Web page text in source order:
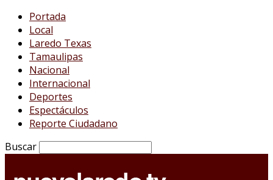
Portada
Local
Laredo Texas
Tamaulipas
Nacional
Internacional
Deportes
Espectáculos
Reporte Ciudadano
Buscar